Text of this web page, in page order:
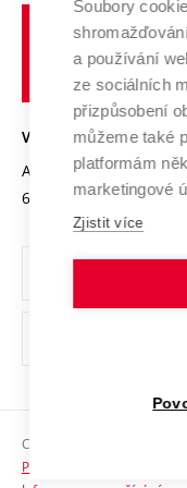
Výzkumné
Transfer znalostí
Open Science
Projekty
Projekty ze
Specifický výzkum
Spolupráce se školami
Služby univerzity
Mezinárodní dohody
Univerzitní sítě
Udržitelná univerzita
Podnikavá univerzita /
Bezpečná univerzita
Vyznamenání
Organizační struktura
Ochrana osobních
Sociální bezpečí
HR Award
VYSOKÉ UČENÍ
Antonínská 548/1
602 00 Brno
Copyright © 2026 VUT
Prohlášení o přístupnosti
Soubory
a používání
ze sociálních
přizpůsobení
můžeme také
platformám
marketingové
Zjistit více